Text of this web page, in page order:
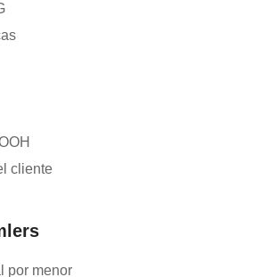
cliente
por menor